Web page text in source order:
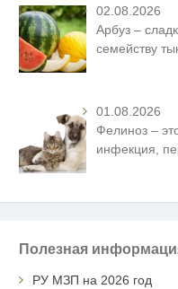
02.08.2026
Арбуз –
семейству
01.08.2026
Фелиноз –
инфекция,
Полезная
РУ МЗП на 2026 год